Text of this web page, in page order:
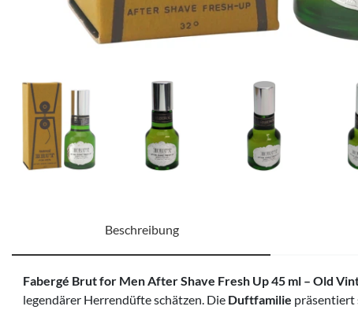
Beschreibung
Fabergé Brut for Men After Shave Fresh Up 45 ml – Old
legendärer Herrendüfte schätzen. Die Duftfamilie präsentiert